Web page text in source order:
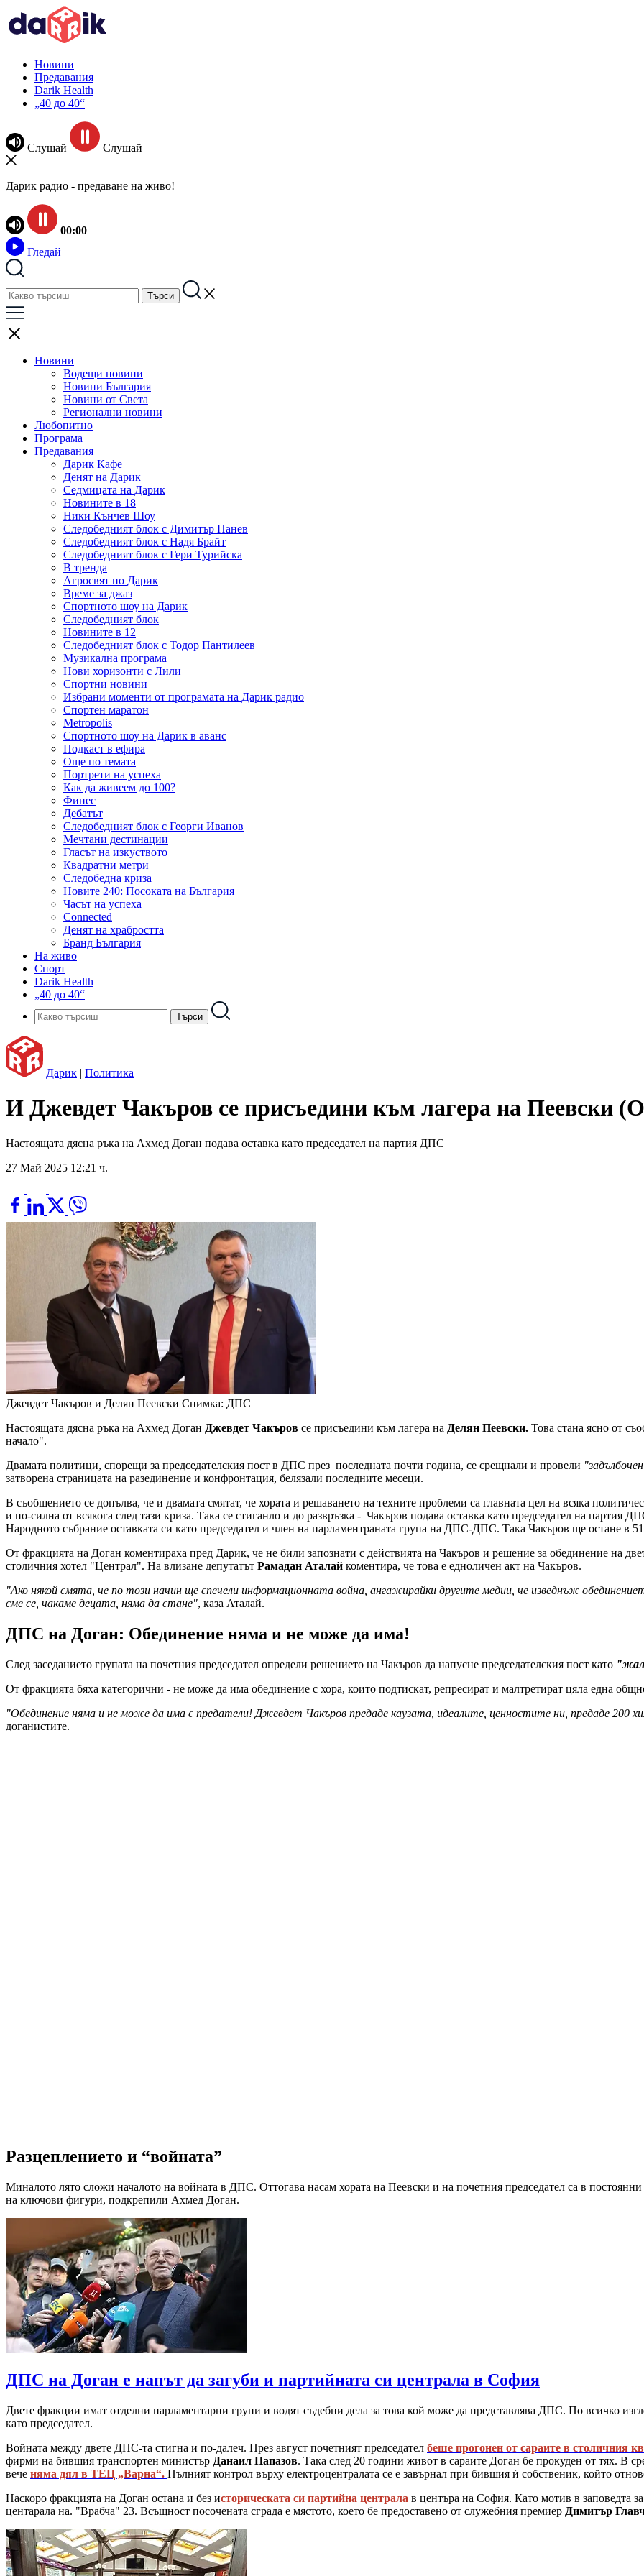
Новини
Предавания
Darik Health
„40 до 40“
Слушай Слушай
Дарик радио - предаване на живо!
00:00
Гледай
Новини
Водещи новини
Новини България
Новини от Света
Регионални новини
Любопитно
Програма
Предавания
Дарик Кафе
Денят на Дарик
Седмицата на Дарик
Новините в 18
Ники Кънчев Шоу
Следобедният блок с Димитър Панев
Следобедният блок с Надя Брайт
Следобедният блок с Гери Турийска
В тренда
Агросвят по Дарик
Време за джаз
Спортното шоу на Дарик
Следобедният блок
Новините в 12
Следобедният блок с Тодор Пантилеев
Музикална програма
Нови хоризонти с Лили
Спортни новини
Избрани моменти от програмата на Дарик радио
Спортен маратон
Metropolis
Спортното шоу на Дарик в аванс
Подкаст в ефира
Още по темата
Портрети на успеха
Как да живеем до 100?
Финес
Дебатът
Следобедният блок с Георги Иванов
Мечтани дестинации
Гласът на изкуството
Квадратни метри
Следобедна криза
Новите 240: Посоката на България
Часът на успеха
Connected
Денят на храбростта
Бранд България
На живо
Спорт
Darik Health
„40 до 40“
Дарик | Политика
И Джевдет Чакъров се присъедини към лагера на
Настоящата дясна ръка на Ахмед Доган подава оставка като председател на партия ДПС
27 Май 2025 12:21 ч.
Джевдет Чакъров и Делян Пеевски Снимка: ДПС
Настоящата дясна ръка на Ахмед Доган Джевдет Чакъров се присъедини към лагера на Делян Пеевски. Това стана ясно от
начало".
Двамата политици, спорещи за председателския пост в ДПС през последната почти година, се срещнали и провели
затворена страницата на разединение и конфронтация, белязали последните месеци.
В съобщението се допълва, че и двамата смятат, че хората и решаването на техните проблеми са главната цел на всяка
и по-силна от всякога след тази криза. Така се стиганло и до развръзка - Чакъров подава оставка като председател на партия
Народното събрание оставката си като председател и член на парламентраната група на ДПС-ДПС. Така Чакъров ще остане в
От фракцията на Доган коментираха пред Дарик, че не били запознати с действията на Чакъров и решение за обединение на
столичния хотел "Централ". На влизане депутатът Рамадан Аталай коментира, че това е едноличен акт на Чакъров.
"Ако някой смята, че по този начин ще спечели информационната война, ангажирайки другите медии, че изведнъж
сме се, чакаме децата, няма да стане", каза Аталай.
ДПС на Доган: Обединение няма и не може да има!
След заседанието групата на почетния председател определи решението на Чакъров да напусне председателския пост като
От фракцията бяха категорични - не може да има обединение с хора, които подтискат, репресират и малтретират цяла една
"Обединение няма и не може да има с предатели! Джевдет Чакъров предаде каузата, идеалите, ценностите ни, предаде 200
доганистите.
Разцеплението и “войната”
Миналото лято сложи началото на войната в ДПС. Оттогава насам хората на Пеевски и на почетния председател са в
на ключови фигури, подкрепили Ахмед Доган.
ДПС на Доган е напът да загуби и партийната си централа в София
Двете фракции имат отделни парламентарни групи и водят съдебни дела за това кой може да представлява ДПС. По всичко
като председател.
Войната между двете ДПС-та стигна и по-далеч. През август почетният председател беше прогонен от сараите в столичния
фирми на бившия транспортен министър Данаил Папазов. Така след 20 години живот в сараите Доган бе прокуден от тях. В
вече няма дял в ТЕЦ „Варна“. Пълният контрол върху електроцентралата се е завърнал при бившия ѝ собственик, който
Наскоро фракцията на Доган остана и без историческата си партийна централа в центъра на София. Като мотив в заповедта
центарала на. "Врабча" 23. Всъщност посочената сграда е мястото, което бе предоставено от служебния премиер Димитър